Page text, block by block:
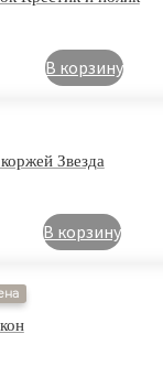
В корзину
Звезда
В корзину